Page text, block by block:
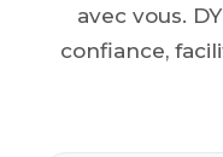
avec vous.
confiance,